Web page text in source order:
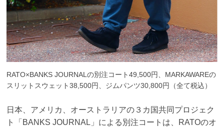
RATO×BANKS JOURNALの別注コート49,500円、MARKAWAREの
スリットスウェット38,500円、ジムパンツ30,800円（全て税込）
日本、アメリカ、オーストラリアの３カ国共同プロジェク
ト「 BANKS JOURNAL」 による別注コートは、RATOのオ